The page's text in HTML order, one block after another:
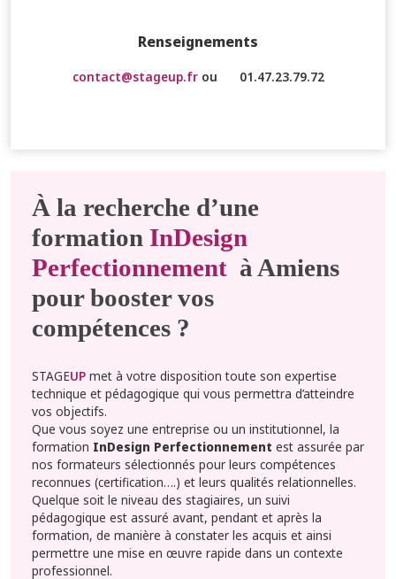
Renseignements
contact@stageup.frou 01.47.23.79.72
À la recherche d’une
formation InDesign
Perfectionnement à Amiens
pour booster vos
compétences ?
STAGEUP met à votre disposition toute son expertise
technique et pédagogique qui vous permettra d’atteindre
vos objectifs.
Que vous soyez une entreprise ou un institutionnel, la
formation InDesign Perfectionnement est assurée par
nos formateurs sélectionnés pour leurs compétences
reconnues (certification….) et leurs qualités relationnelles.
Quelque soit le niveau des stagiaires, un suivi
pédagogique est assuré avant, pendant et après la
formation, de manière à constater les acquis et ainsi
permettre une mise en œuvre rapide dans un contexte
professionnel.